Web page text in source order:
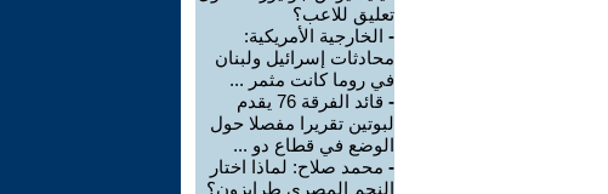
تعليق للاعب؟
- الخارجية الأمريكية:
محادثات إسرائيل ولبنان
في روما كانت مثمر ...
-
قائد الفرقة 76 يقدم
لبوتين تقريرا مفصلا حول
الوضع في قطاع دو ...
- محمد صلاح: لماذا اختار
النجم المصري طرابزون؟